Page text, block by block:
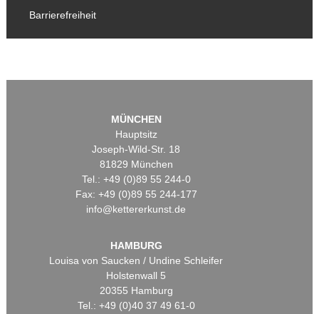
Barrierefreiheit
MÜNCHEN
Hauptsitz
Joseph-Wild-Str. 18
81829 München
Tel.: +49 (0)89 55 244-0
Fax: +49 (0)89 55 244-177
info@kettererkunst.de
HAMBURG
Louisa von Saucken / Undine Schleifer
Holstenwall 5
20355 Hamburg
Tel.: +49 (0)40 37 49 61-0